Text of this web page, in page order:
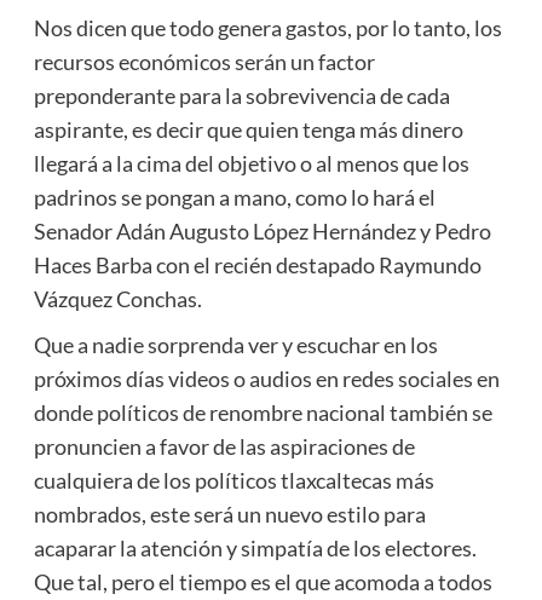
Nos dicen que todo genera gastos, por lo tanto, los
recursos económicos serán un factor
preponderante para la sobrevivencia de cada
aspirante, es decir que quien tenga más dinero
llegará a la cima del objetivo o al menos que los
padrinos se pongan a mano, como lo hará el
Senador Adán Augusto López Hernández y Pedro
Haces Barba con el recién destapado Raymundo
Vázquez Conchas.
Que a nadie sorprenda ver y escuchar en los
próximos días videos o audios en redes sociales en
donde políticos de renombre nacional también se
pronuncien a favor de las aspiraciones de
cualquiera de los políticos tlaxcaltecas más
nombrados, este será un nuevo estilo para
acaparar la atención y simpatía de los electores.
Que tal, pero el tiempo es el que acomoda a todos